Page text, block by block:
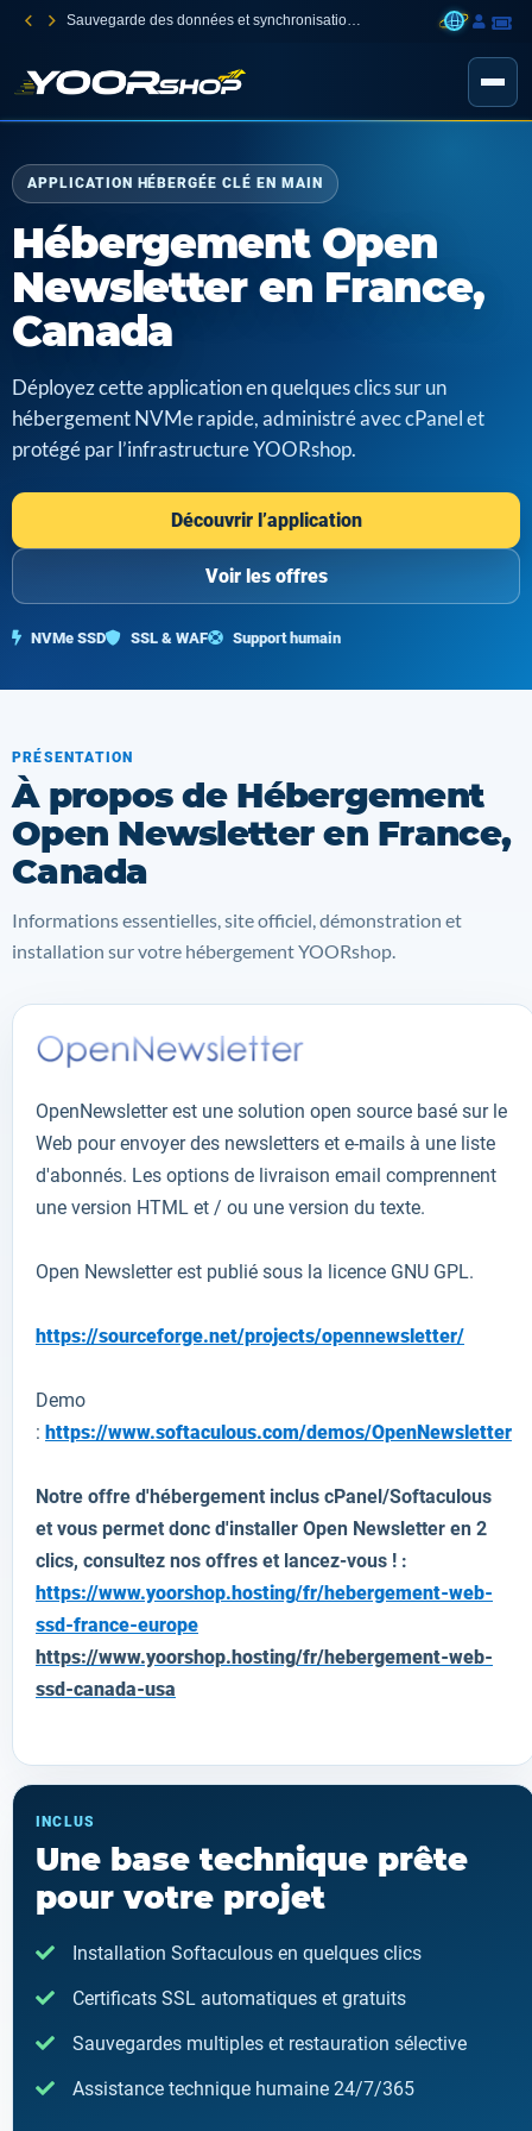
Sauvegarde des données et synchronisation des fichiers entre vos appareils
APPLICATION HÉBERGÉE CLÉ EN MAIN
Hébergement Open
Newsletter en France,
Canada
Déployez cette application en quelques clics sur un
hébergement NVMe rapide, administré avec cPanel et
protégé par l’infrastructure YOORshop.
Découvrir l’application
Voir les offres
NVMe SSD SSL & WAF Support humain
PRÉSENTATION
À propos de Hébergement
Open Newsletter en France,
Canada
Informations essentielles, site officiel, démonstration et
installation sur votre hébergement YOORshop.
OpenNewsletter est une solution open source basé sur le
Web pour envoyer des newsletters et e-mails à une liste
d'abonnés. Les options de livraison email comprennent
une version HTML et / ou une version du texte.
Open Newsletter est publié sous la licence GNU GPL.
https://sourceforge.net/projects/opennewsletter/
Demo
: https://www.softaculous.com/demos/OpenNewsletter
Notre offre d'hébergement inclus cPanel/Softaculous
et vous permet donc d'installer Open Newsletter en 2
clics, consultez nos offres et lancez-vous ! :
https://www.yoorshop.hosting/fr/hebergement-web-
ssd-france-europe
https://www.yoorshop.hosting/fr/hebergement-web-
ssd-canada-usa
INCLUS
Une base technique prête
pour votre projet
Installation Softaculous en quelques clics
Certificats SSL automatiques et gratuits
Sauvegardes multiples et restauration sélective
Assistance technique humaine 24/7/365